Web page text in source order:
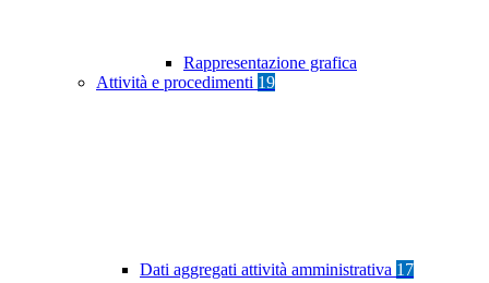
Rappresentazione grafica
Attività e procedimenti 19
Dati aggregati attività amministrativa 17